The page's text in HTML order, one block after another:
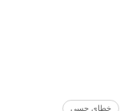
خطای حسی